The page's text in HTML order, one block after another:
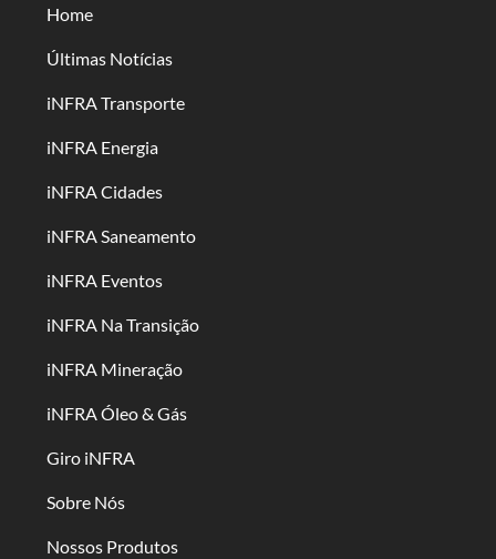
Home
Últimas Notícias
iNFRA Transporte
iNFRA Energia
iNFRA Cidades
iNFRA Saneamento
iNFRA Eventos
iNFRA Na Transição
iNFRA Mineração
iNFRA Óleo & Gás
Giro iNFRA
Sobre Nós
Nossos Produtos